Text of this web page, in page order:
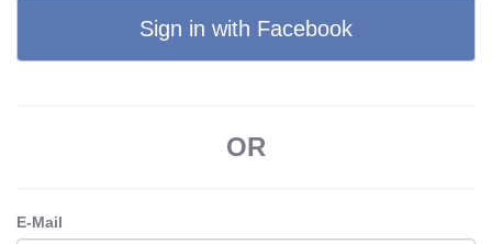
Sign in with Facebook
OR
E-Mail